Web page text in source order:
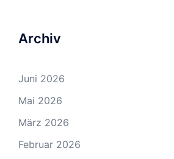
Archiv
Juni 2026
Mai 2026
März 2026
Februar 2026